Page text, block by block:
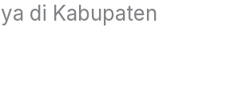
di Kabupaten